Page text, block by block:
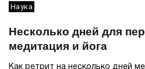
Наука
Несколько дней для
медитация и йога
Как ретрит на несколько дней